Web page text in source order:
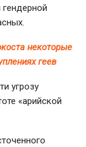
некоторые
геев
угрозу
«арийской